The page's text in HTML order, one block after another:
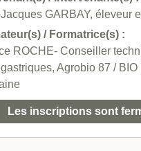
GARBAY, éleveur
/ Formatrice(s) :
ROCHE- Conseiller
Agrobio 87 /
Les inscriptions sont